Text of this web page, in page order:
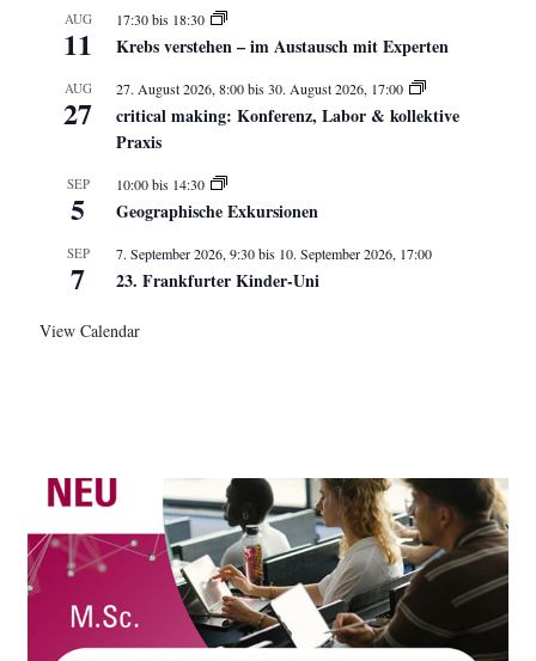
AUG
11
17:30bis 18:30
Krebs verstehen – im Austausch mit Experten
AUG
27
27. August 2026, 8:00bis30. August 2026, 17:00
critical making: Konferenz, Labor & kollektive
Praxis
SEP
5
10:00bis 14:30
Geographische Exkursionen
SEP
7
7. September 2026, 9:30bis 10. September 2026, 17:00
23. Frankfurter Kinder-Uni
View Calendar